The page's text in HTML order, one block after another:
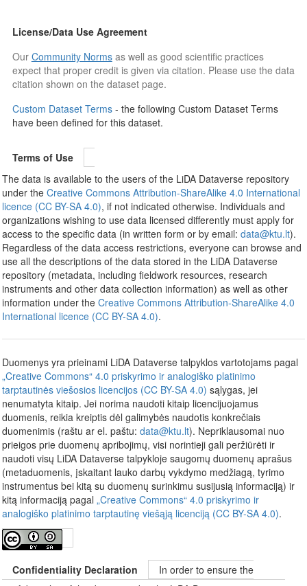
License/Data Use Agreement
Our Community Normsas well as good scientific practices
expect that proper credit is given via citation. Please use the data
citation shown on the dataset page.
Custom Dataset Terms - the following Custom Dataset Terms
have been defined for this dataset.
Terms of Use
The data is available to the users of the LiDA Dataverse repository
under the Creative Commons Attribution-ShareAlike 4.0 International
licence (CC BY-SA 4.0), if not indicated otherwise. Individuals and
organizations wishing to use data licensed differently must apply for
access to the specific data (in written form or by email: data@ktu.lt).
Regardless of the data access restrictions, everyone can browse and
use all the descriptions of the data stored in the LiDA Dataverse
repository (metadata, including fieldwork resources, research
instruments and other data collection information) as well as other
information under the Creative Commons Attribution-ShareAlike 4.0
International licence (CC BY-SA 4.0).
Duomenys yra prieinami LiDA Dataverse talpyklos vartotojams pagal
„Creative Commons“ 4.0 priskyrimo ir analogiško platinimo
tarptautinės viešosios licencijos (CC BY-SA 4.0) sąlygas, jei
nenumatyta kitaip. Jei norima naudoti kitaip licencijuojamus
duomenis, reikia kreiptis dėl galimybės naudotis konkrečiais
duomenimis (raštu ar el. paštu: data@ktu.lt). Nepriklausomai nuo
prieigos prie duomenų apribojimų, visi norintieji gali peržiūrėti ir
naudoti visų LiDA Dataverse talpykloje saugomų duomenų aprašus
(metaduomenis, įskaitant lauko darbų vykdymo medžiagą, tyrimo
instrumentus bei kitą su duomenų surinkimu susijusią informaciją) ir
kitą informaciją pagal „Creative Commons“ 4.0 priskyrimo ir
analogiško platinimo tarptautinę viešąją licenciją (CC BY-SA 4.0).
Confidentiality Declaration
In order to ensure the